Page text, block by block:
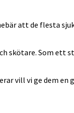
att de flesta
skötare. Som ett
vill vi ge dem en